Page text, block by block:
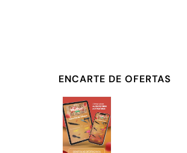
ENCARTE DE OFERTAS